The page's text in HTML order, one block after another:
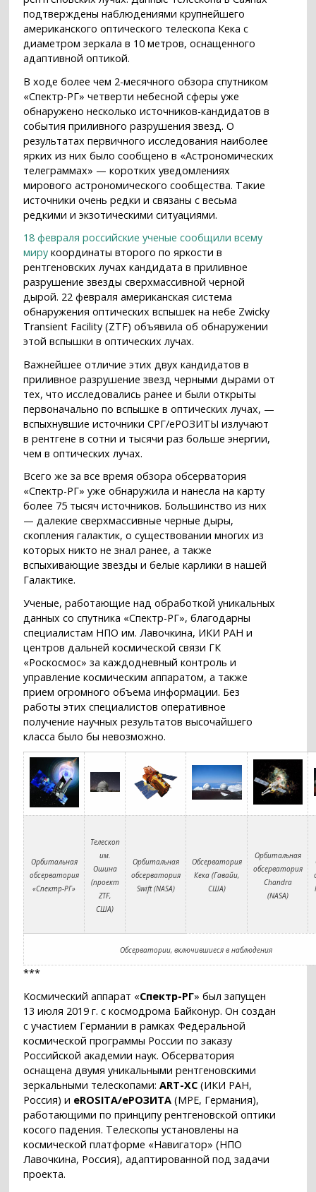
подтверждены наблюдениями крупнейшего
американского оптического телескопа Кека с
диаметром зеркала в 10 метров, оснащенного
адаптивной оптикой.
В ходе более чем 2-месячного обзора спутником
«Спектр-РГ» четверти небесной сферы уже
обнаружено несколько источников-кандидатов в
события приливного разрушения звезд. О
результатах первичного исследования наиболее
ярких из них было сообщено в «Астрономических
телеграммах» — коротких уведомлениях
мирового астрономического сообщества. Такие
источники очень редки и связаны с весьма
редкими и экзотическими ситуациями.
18 февраля российские ученые сообщили всему
миру координаты второго по яркости в
рентгеновских лучах кандидата в приливное
разрушение звезды сверхмассивной черной
дырой. 22 февраля американская система
обнаружения оптических вспышек на небе Zwicky
Transient Facility (ZTF) объявила об обнаружении
этой вспышки в оптических лучах.
Важнейшее отличие этих двух кандидатов в
приливное разрушение звезд черными дырами от
тех, что исследовались ранее и были открыты
первоначально по вспышке в оптических лучах, —
вспыхнувшие источники СРГ/еРОЗИТЫ излучают
в рентгене в сотни и тысячи раз больше энергии,
чем в оптических лучах.
Всего же за все время обзора обсерватория
«Спектр-РГ» уже обнаружила и нанесла на карту
более 75 тысяч источников. Большинство из них
— далекие сверхмассивные черные дыры,
скопления галактик, о существовании многих из
которых никто не знал ранее, а также
вспыхивающие звезды и белые карлики в нашей
Галактике.
Ученые, работающие над обработкой уникальных
данных со спутника «Спектр-РГ», благодарны
специалистам НПО им. Лавочкина, ИКИ РАН и
центров дальней космической связи ГК
«Роскосмос» за каждодневный контроль и
управление космическим аппаратом, а также
прием огромного объема информации. Без
работы этих специалистов оперативное
получение научных результатов высочайшего
класса было бы невозможно.
Орбитальная
обсерватория
«Спектр-РГ»
Телескоп
им.
Ошина
(проект
ZTF,
США)
Орбитальная
обсерватория
Swift (NASA)
Обсерватория
Кека (Гавайи,
США)
Орбитальная
обсерватория
Chandra
(NASA)
Обсерватории, включившиеся в наблюдения
***
Космический аппарат «Спектр-РГ» был запущен
13 июля 2019 г. с космодрома Байконур. Он создан
с участием Германии в рамках Федеральной
космической программы России по заказу
Российской академии наук. Обсерватория
оснащена двумя уникальными рентгеновскими
зеркальными телескопами:ART-XC (ИКИ РАН,
Россия) и eROSITA/еРОЗИТА (MPE, Германия),
работающими по принципу рентгеновской оптики
косого падения. Телескопы установлены на
космической платформе «Навигатор» (НПО
Лавочкина, Россия), адаптированной под задачи
проекта.